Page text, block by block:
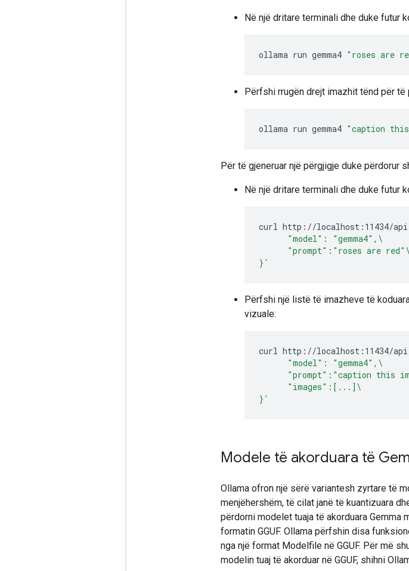
Në një dritare terminali dhe duke futur
ollama run gemma4 "roses are
Përfshi rrugën drejt imazhit tënd për të
ollama run gemma4 "caption
Për të gjeneruar një përgjigje duke përdorur
Në një dritare terminali dhe duke futur
curl http://localhost:11434/
      "model": "gemma4",\
      "prompt":"roses are red"\
}'
Përfshi një listë të imazheve të
vizuale:
curl http://localhost:11434/
      "model": "gemma4",\
"prompt":"caption this
      "images":[...]\
}'
Modele të akorduara të
Ollama ofron një sërë variantesh zyrtare të
menjëhershëm, të cilat janë të kuantizuara
përdorni modelet tuaja të akorduara Gemma
formatin GGUF. Ollama përfshin disa
nga një format Modelfile në GGUF. Për më
modelin tuaj të akorduar në GGUF, shihni